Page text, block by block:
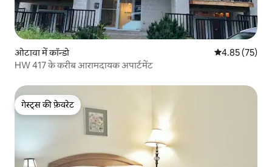
ओटावा में कॉन्डो औसत रेटिंग 5 में
4.85 (75)
HW 417 के करीब आरामदायक अपार्टमेंट
गेस्ट्स की फ़ेवरेट
गेस्ट्स की फ़ेवरेट